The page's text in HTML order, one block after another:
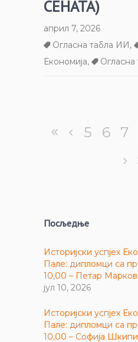
СЕНАТА)
април 7, 2026
Огласна табла ИИ,
Економија, Огласна
5 6 7
Посљедње
Историјски успјех
Пале: дипломци са
10,00 – Петар
јул 10, 2026
Историјски успјех
Пале: дипломци са
10,00 – Софија